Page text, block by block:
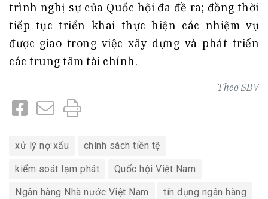
trình nghị sự của Quốc hội đã đề ra; đồng thời
tiếp tục triển khai thực hiện các nhiệm vụ
được giao trong việc xây dựng và phát triển
các trung tâm tài chính.
Theo SBV
xử lý nợ xấu chính sách tiền tệ
kiểm soát lạm phát Quốc hội Việt Nam
Ngân hàng Nhà nước Việt Nam tín dụng ngân hàng